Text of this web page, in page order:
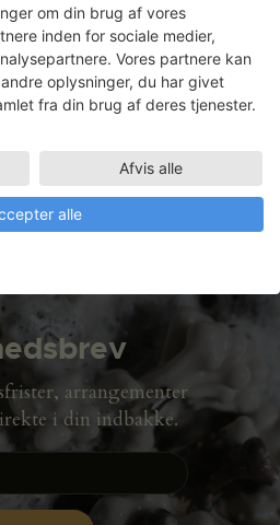
- 17.10.2008
arrangementer
i din indbakke.
om din brug af vores
inden for sociale medier,
Vores partnere kan
oplysninger, du har givet
fra din brug af deres tjenester.
Afvis alle
alle